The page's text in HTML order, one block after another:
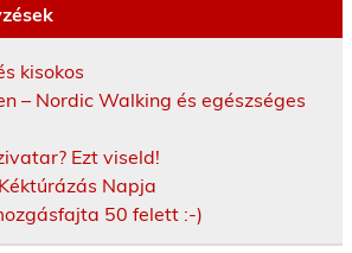
kisokos
– Nordic Walking és egészséges
Ezt viseld!
Napja
50 felett :-)